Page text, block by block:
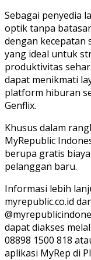
Sebagai penyedia
optik tanpa
dengan kecepatan
yang ideal untuk
produktivitas
dapat menikmati
platform hiburan
Genflix.
Khusus dalam
MyRepublic
berupa gratis
pelanggan baru.
Informasi lebih
myrepublic.co.id
dapat diakses
08898 1500 818
aplikasi MyRep di